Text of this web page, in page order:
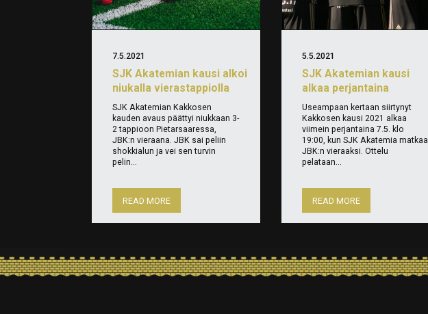
SJK Akatemian kausi alkoi
niukalla vierastappiolla
7.5.2021
SJK Akatemian Kakkosen
kauden avaus päättyi niukkaan 3-
2 tappioon Pietarsaaressa,
JBK:n vieraana. JBK sai peliin
shokkialun ja vei sen turvin
pelin...
READ MORE
SJK Akatemian kausi
alkaa perjantaina
5.5.2021
Useampaan kertaan siirtynyt
Kakkosen kausi 2021 alkaa
viimein perjantaina 7.5. klo
19:00, kun SJK Akatemia matkaa
JBK:n vieraaksi. Ottelu
pelataan...
READ MORE